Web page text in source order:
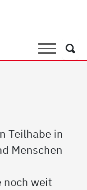
SucheSuche
Teilhabe in
Menschen
noch weit